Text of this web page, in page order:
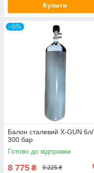
Купити
–5%
Балон сталевий X-GUN 6л/
300 бар
Готово до відправки
8 775 ₴ 9 225 ₴